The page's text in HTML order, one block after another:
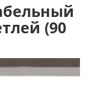
(90